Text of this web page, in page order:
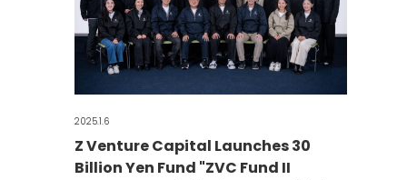
2025.1.6
Z Venture Capital Launches 30
Billion Yen Fund "ZVC Fund II